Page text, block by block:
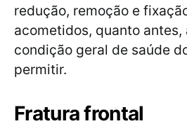
redução, remoção e
acometidos, quanto antes,
condição geral de saúde
permitir.
Fratura frontal